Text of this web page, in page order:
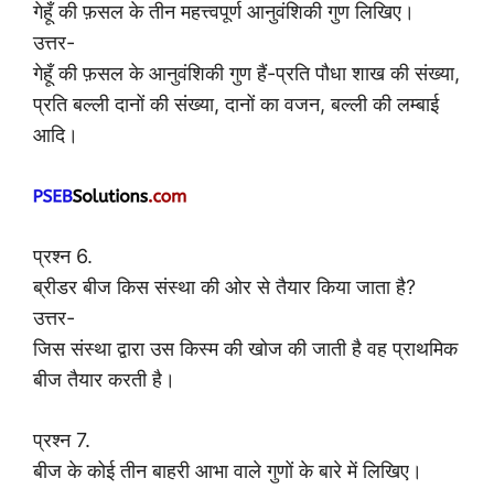
गेहूँ की फ़सल के तीन महत्त्वपूर्ण आनुवंशिकी गुण लिखिए।
उत्तर-
गेहूँ की फ़सल के आनुवंशिकी गुण हैं-प्रति पौधा शाख की संख्या,
प्रति बल्ली दानों की संख्या, दानों का वजन, बल्ली की लम्बाई
आदि।
प्रश्न 6.
ब्रीडर बीज किस संस्था की ओर से तैयार किया जाता है?
उत्तर-
जिस संस्था द्वारा उस किस्म की खोज की जाती है वह प्राथमिक
बीज तैयार करती है।
प्रश्न 7.
बीज के कोई तीन बाहरी आभा वाले गुणों के बारे में लिखिए।